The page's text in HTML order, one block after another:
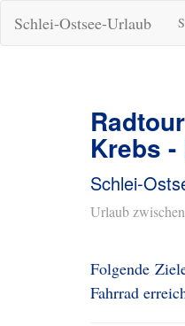
Schlei-Ostsee-Urlaub
Krebs
Schlei-
Urlaub
Folgende
Fahrrad